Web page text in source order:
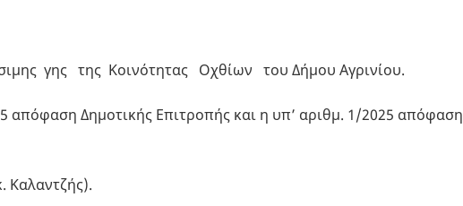
γης της Κοινότητας Οχθίων του Δήμου Αγρινίου.
απόφαση Δημοτικής Επιτροπής και η υπ’ αριθμ. 1/2025 απόφαση
Καλαντζής).